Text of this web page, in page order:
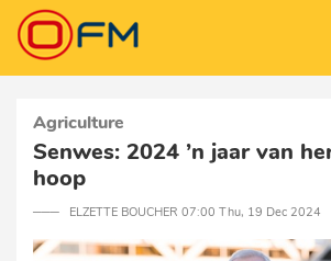
Agriculture
Senwes: 2024 ’n jaar van
hoop
─── ELZETTE BOUCHER 07:00 Thu, 19 Dec 2024